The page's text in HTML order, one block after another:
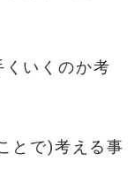
くいくのか考
とで)考える事